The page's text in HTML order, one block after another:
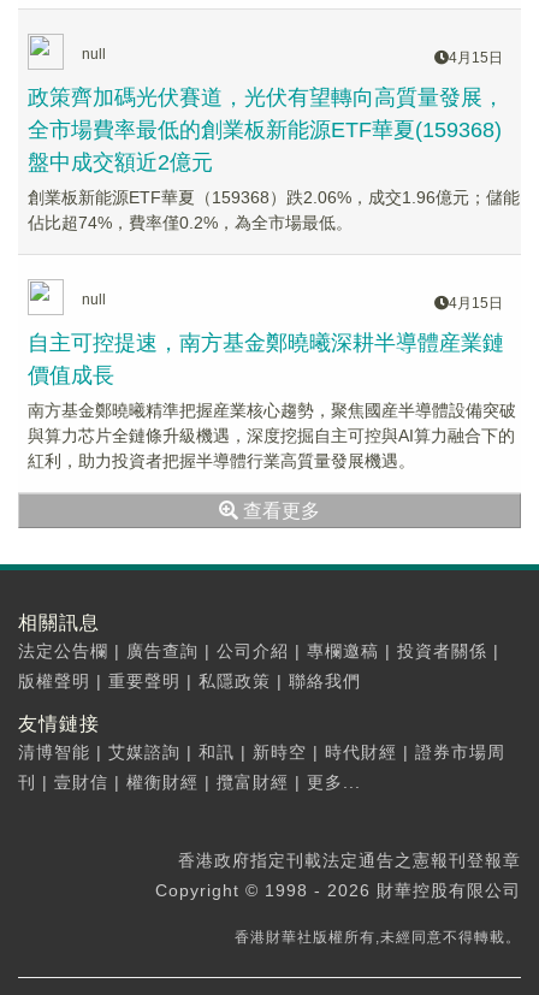
null 4月15日
政策齊加碼光伏賽道，光伏有望轉向高質量發展，
全市場費率最低的創業板新能源ETF華夏(159368)
盤中成交額近2億元
創業板新能源ETF華夏（159368）跌2.06%，成交1.96億元；儲能
佔比超74%，費率僅0.2%，為全市場最低。
null 4月15日
自主可控提速，南方基金鄭曉曦深耕半導體産業鏈
價值成長
南方基金鄭曉曦精準把握産業核心趨勢，聚焦國産半導體設備突破
與算力芯片全鏈條升級機遇，深度挖掘自主可控與AI算力融合下的
紅利，助力投資者把握半導體行業高質量發展機遇。
查看更多
相關訊息
法定公告欄 | 廣告查詢 | 公司介紹 | 專欄邀稿 | 投資者關係 |
版權聲明 | 重要聲明 | 私隱政策 | 聯絡我們
友情鏈接
清博智能 | 艾媒諮詢 | 和訊 | 新時空 | 時代財經 | 證券市場周
刊
| 壹財信 | 權衡財經 | 攬富財經 | 更多...
香港政府指定刊載法定通告之憲報刊登報章
Copyright © 1998 - 2026 財華控股有限公司
香港財華社版權所有,未經同意不得轉載。